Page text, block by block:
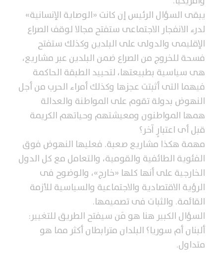
يبقى السؤال الرئيس إن كانت «الوصاية الإنسانية»
لدرء الانفجار الاجتماعى ستفتح مجالا لوقف الصراع
الإقليمى والدولى على البلدين وكذلك ستفتح
فسحة للخروج من الصراع ضمن البلدين عبر مشاريع،
هى سياسية بطبيعتها، لتحييد الطبقة الحاكمة
فيهما التى أثبتت عجزها وكذلك أمراء الحرب من أجل
النهوض بدولة تقوم على المواطنة والعدالة
همها المواطنون ومعيشتهم وحياتهم الكريمة
قبل أى اعتبارٍ آخر؟
مهمة هكذا مشاريع صعبة. فعليها النهوض فوق
الفئوية الطائفية والقومية، والتعامل مع كل الدول
الخارجية على أنها كلها «خارج»، والوضوح فى
الرؤية الاقتصادية والاجتماعية والسياسية للأزمة
القائمة. والثبات فى تصميمها.
السؤال الكبير هنا هو مَن سيفتح الطريق للتغيير:
ألبنان أم سوريا؟ البلدان مترابطان أكثر مما هو
متداول.